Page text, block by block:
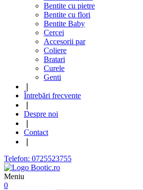
Bentite cu pietre
Bentite cu flori
Bentite Baby
Cercei
Accesorii par
Coliere
Bratari
Curele
Genti
Întrebări frecvente
Despre noi
Contact
Telefon: 0725523755
Meniu
0